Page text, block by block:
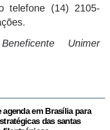
telefone (14) 2105-
Unimer
em Brasília para
das santas